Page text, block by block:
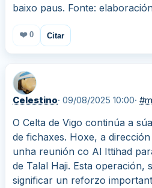
baixo paus. Fonte:
❤️ 0 Citar
Celestino· 09/08/2025 10:00·
O Celta de Vigo continúa a
de fichaxes. Hoxe, a
unha reunión co Al Ittihad
de Talal Haji. Esta operación,
significar un reforzo